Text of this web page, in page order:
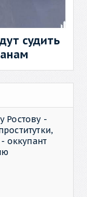
судить
Ростову -
оккупант